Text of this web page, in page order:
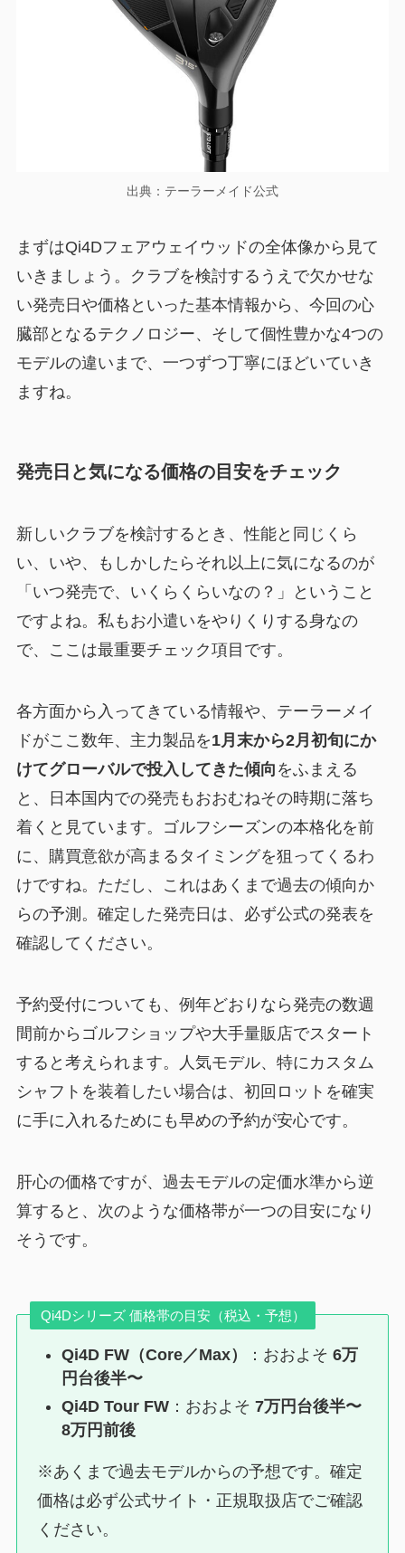
出典：テーラーメイド公式
まずはQi4Dフェアウェイウッドの全体像から見て
いきましょう。クラブを検討するうえで欠かせな
い発売日や価格といった基本情報から、今回の心
臓部となるテクノロジー、そして個性豊かな4つの
モデルの違いまで、一つずつ丁寧にほどいていき
ますね。
発売日と気になる価格の目安をチェック
新しいクラブを検討するとき、性能と同じくら
い、いや、もしかしたらそれ以上に気になるのが
「いつ発売で、いくらくらいなの？」ということ
ですよね。私もお小遣いをやりくりする身なの
で、ここは最重要チェック項目です。
各方面から入ってきている情報や、テーラーメイ
ドがここ数年、主力製品を1月末から2月初旬にか
けてグローバルで投入してきた傾向 をふまえる
と、日本国内での発売もおおむねその時期に落ち
着くと見ています。ゴルフシーズンの本格化を前
に、購買意欲が高まるタイミングを狙ってくるわ
けですね。ただし、これはあくまで過去の傾向か
らの予測。確定した発売日は、必ず公式の発表を
確認してください。
予約受付についても、例年どおりなら発売の数週
間前からゴルフショップや大手量販店でスタート
すると考えられます。人気モデル、特にカスタム
シャフトを装着したい場合は、初回ロットを確実
に手に入れるためにも早めの予約が安心です。
肝心の価格ですが、過去モデルの定価水準から逆
算すると、次のような価格帯が一つの目安になり
そうです。
Qi4Dシリーズ 価格帯の目安（税込・予想）
Qi4D FW（Core／Max） ：おおよそ6万
円台後半〜
Qi4D Tour FW ：おおよそ7万円台後半〜
8万円前後
※あくまで過去モデルからの予想です。確定
価格は必ず公式サイト・正規取扱店でご確認
ください。